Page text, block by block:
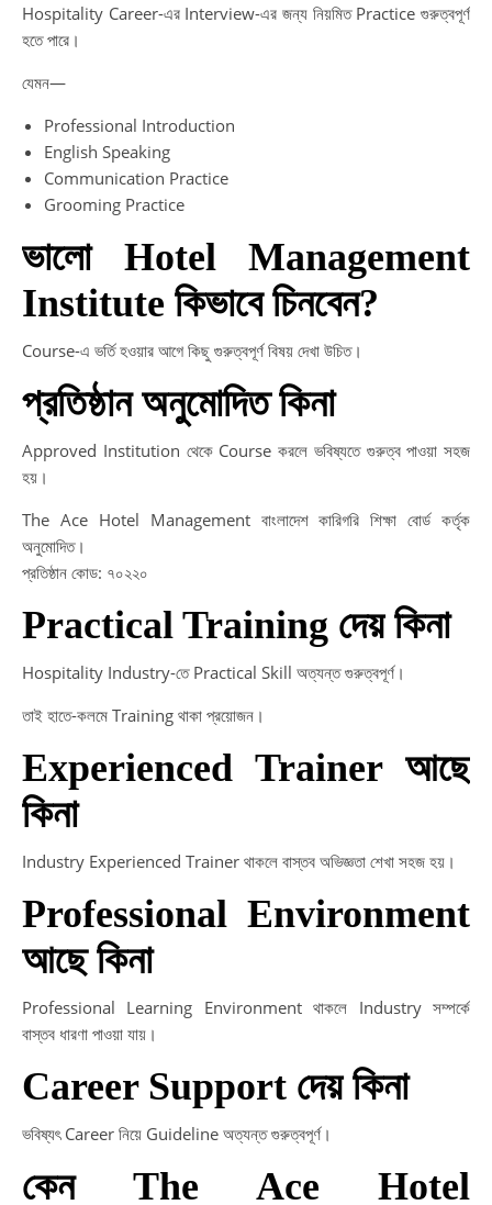
Hospitality Career-এর Interview-এর জন্য নিয়মিত Practice গুরুত্বপূর্ণ
হতে পারে।
যেমন—
Professional Introduction
English Speaking
Communication Practice
Grooming Practice
ভালো Hotel Management
Institute কিভাবে চিনবেন?
Course-এ ভর্তি হওয়ার আগে কিছু গুরুত্বপূর্ণ বিষয় দেখা উচিত।
প্রতিষ্ঠান অনুমোদিত কিনা
Approved Institution থেকে Course করলে ভবিষ্যতে গুরুত্ব পাওয়া সহজ
হয়।
The Ace Hotel Management বাংলাদেশ কারিগরি শিক্ষা বোর্ড কর্তৃক
অনুমোদিত।
প্রতিষ্ঠান কোড: ৭০২২০
Practical Training দেয় কিনা
Hospitality Industry-তে Practical Skill অত্যন্ত গুরুত্বপূর্ণ।
তাই হাতে-কলমে Training থাকা প্রয়োজন।
Experienced Trainer আছে
কিনা
Industry Experienced Trainer থাকলে বাস্তব অভিজ্ঞতা শেখা সহজ হয়।
Professional Environment
আছে কিনা
Professional Learning Environment থাকলে Industry সম্পর্কে
বাস্তব ধারণা পাওয়া যায়।
Career Support দেয় কিনা
ভবিষ্যৎ Career নিয়ে Guideline অত্যন্ত গুরুত্বপূর্ণ।
কেন The Ace Hotel